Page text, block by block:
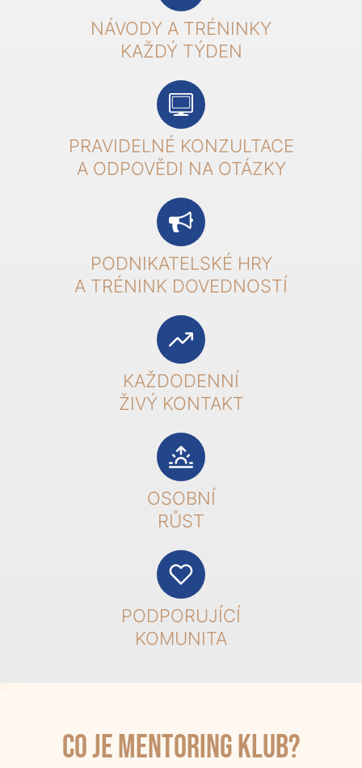
NÁVODY A TRÉNINKY
KAŽDÝ TÝDEN
PRAVIDELNÉ KONZULTACE
A ODPOVĚDI NA OTÁZKY
PODNIKATELSKÉ HRY
A TRÉNINK DOVEDNOSTÍ
KAŽDODENNÍ
ŽIVÝ KONTAKT
OSOBNÍ
RŮST
PODPORUJÍCÍ
KOMUNITA
CO JE mentoring klub?